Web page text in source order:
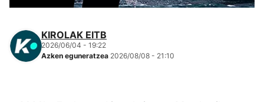
Atletismoa
Mendi-lasterketak
KIROLAK EITB
2026/06/04 - 19:22
Azken eguneratzea 2026/08/08 - 21:10